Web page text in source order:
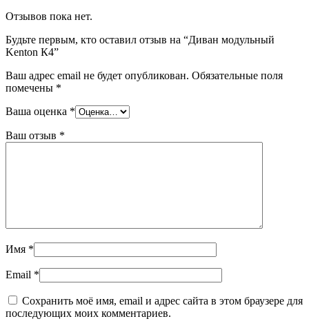
Отзывов пока нет.
Будьте первым, кто оставил отзыв на “Диван модульный
Kenton К4”
Ваш адрес email не будет опубликован. Обязательные поля
помечены *
Ваша оценка *
Ваш отзыв *
Имя *
Email *
Сохранить моё имя, email и адрес сайта в этом браузере для
последующих моих комментариев.